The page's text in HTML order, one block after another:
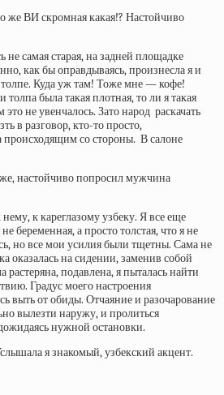
ВИ скромная какая!? Настойчиво
самая старая, на задней площадке
как бы оправдываясь, произнесла я и
толпе. Куда уж там! Тоже мне — кофе!
толпа была такая плотная, то ли я такая
не увенчалось. Зато народ раскачать
в разговор, кто-то просто,
происходящим со стороны. В салоне
настойчиво попросил мужчина
к кареглазому узбеку. Я все еще
беременная, а просто толстая, что я не
но все мои усилия были тщетны. Сама не
оказалась на сидении, заменив собой
растеряна, подавлена, я пыталась найти
Градус моего настроения
выть от обиды. Отчаяние и разочарование
вылезти наружу, и пролиться
нужной остановки.
я знакомый, узбекский акцент.